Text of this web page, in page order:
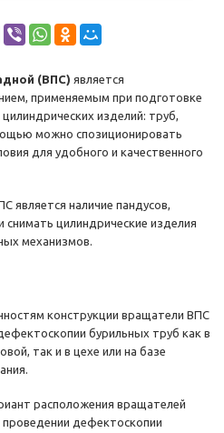
(ВПС) является
применяемым при подготовке
изделий: труб,
можно спозиционировать
для удобного и качественного
является наличие пандусов,
цилиндрические изделия
механизмов.
конструкции вращатели ВПС
бурильных труб как в
так и в цехе или на базе
расположения вращателей
дефектоскопии